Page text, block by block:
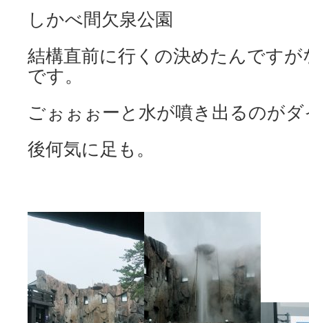
しかべ間欠泉公園
結構直前に行くの決めたんです
です。
ごぉぉぉーと水が噴き出るのが
後何気に足も。